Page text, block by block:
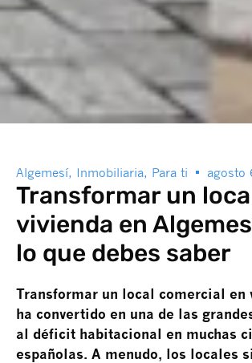
Algemesí, Inmobiliaria, Para ti agosto
Transformar un
vivienda en
lo que debes saber
Transformar un local comercial en
ha convertido en una de las
al déficit habitacional en muchas
españolas. A menudo, los locales